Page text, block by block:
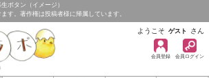
ボタン（イメージ）
す。著作権は投稿者様に帰属しています。
ようこそ ゲスト さん
会員登録 会員ログイン